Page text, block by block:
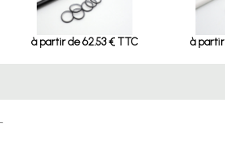
à partir de 62.53 € TTC à partir